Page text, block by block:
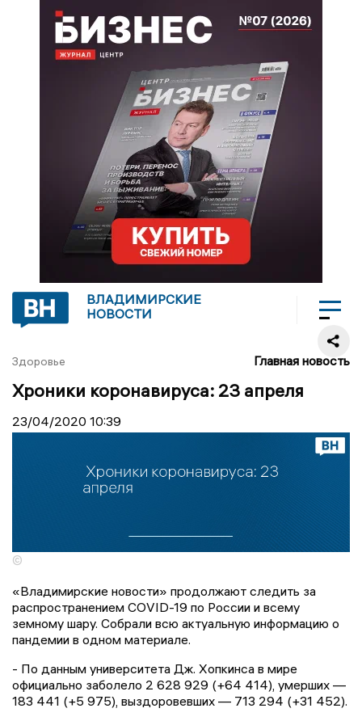
ВЛАДИМИРСКИЕ
НОВОСТИ
Здоровье Главная новость
Хроники коронавируса: 23 апреля
23/04/2020 10:39
©
«Владимирские новости» продолжают следить за
распространением COVID-19 по России и всему
земному шару. Собрали всю актуальную информацию о
пандемии в одном материале.
- По данным университета Дж. Хопкинса в мире
официально заболело 2 628 929 (+64 414), умерших —
183 441 (+5 975), выздоровевших — 713 294 (+31 452).